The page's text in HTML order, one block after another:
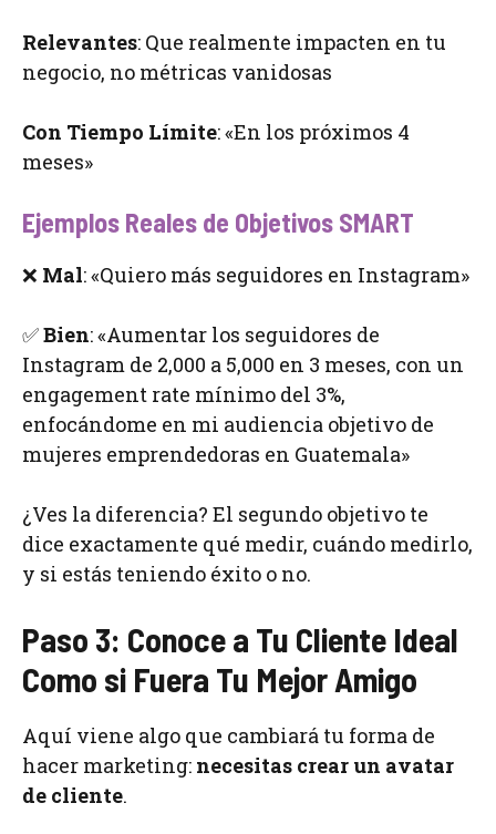
Relevantes: Que realmente impacten en tu
negocio, no métricas vanidosas
Con Tiempo Límite: «En los próximos 4
meses»
Ejemplos Reales de Objetivos SMART
❌ Mal: «Quiero más seguidores en Instagram»
✅Bien: «Aumentar los seguidores de
Instagram de 2,000 a 5,000 en 3 meses, con un
engagement rate mínimo del 3%,
enfocándome en mi audiencia objetivo de
mujeres emprendedoras en Guatemala»
¿Ves la diferencia? El segundo objetivo te
dice exactamente qué medir, cuándo medirlo,
y si estás teniendo éxito o no.
Paso 3: Conoce a Tu Cliente Ideal
Como si Fuera Tu Mejor Amigo
Aquí viene algo que cambiará tu forma de
hacer marketing: necesitas crear un avatar
de cliente.